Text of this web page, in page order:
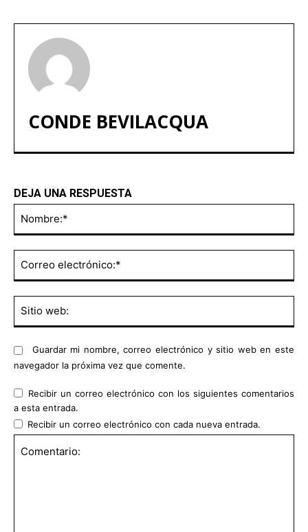
CONDE BEVILACQUA
DEJA UNA RESPUESTA
Guardar mi nombre, correo electrónico y sitio web en este
navegador la próxima vez que comente.
Recibir un correo electrónico con los siguientes comentarios
a esta entrada.
Recibir un correo electrónico con cada nueva entrada.